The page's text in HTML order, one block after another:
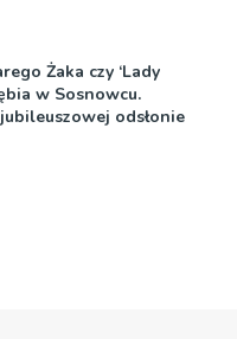
Żaka czy ‘Lady
w Sosnowcu.
odsłonie